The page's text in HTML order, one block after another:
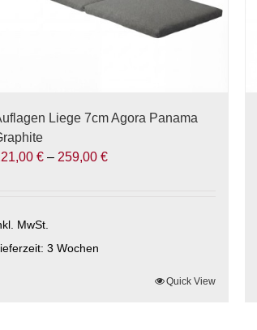
Liege 7cm Agora Panama
€ – 259,00 €
MwSt.
3 Wochen
Quick View